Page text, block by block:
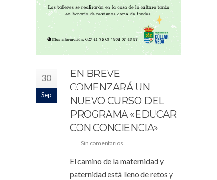
30
Sep
EN BREVE
COMENZARÁ UN
NUEVO CURSO DEL
PROGRAMA «EDUCAR
CON CONCIENCIA»
Sin comentarios
El camino de la maternidad y
paternidad está lleno de retos y